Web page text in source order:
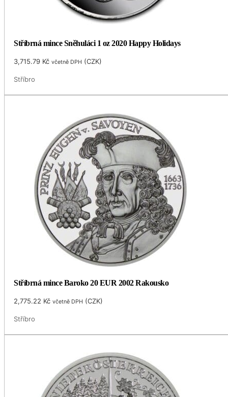
Stříbrná mince Sněhuláci 1 oz 2020 Happy Holidays
3,715.79 Kč včetně DPH (CZK)
Stříbro
Stříbrná mince Baroko 20 EUR 2002 Rakousko
2,775.22 Kč včetně DPH (CZK)
Stříbro